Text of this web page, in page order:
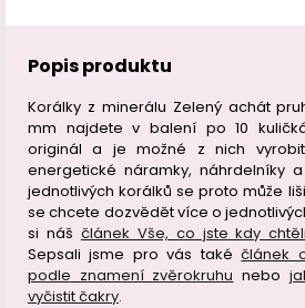
Popis produktu
Korálky z minerálu Zelený achát
mm najdete v balení po 10
originál a je možné z nich
energetické náramky, náhrdelníky
jednotlivých korálků se proto může
se chcete dozvědět více o
si náš článek Vše, co jste kdy
Sepsali jsme pro vás takéčlánek
podle znamení zvěrokruhu nebo
vyčistit čakry.